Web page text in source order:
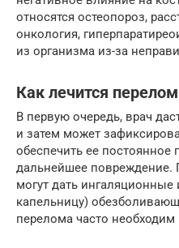
относятся остеопороз,
онкология,
из организма из-за
Как лечится
В первую очередь, врач
и затем может
обеспечить ее постоянное
дальнейшее повреждение.
могут дать
капельницу)
перелома часто необходим